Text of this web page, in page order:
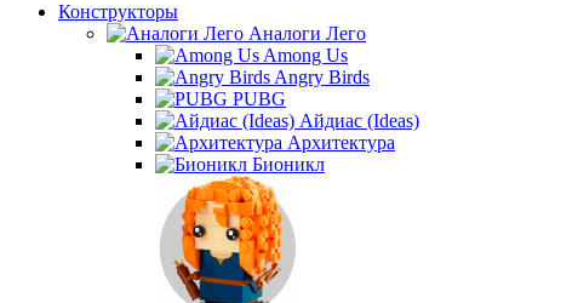
Конструкторы
Аналоги Лего
Among Us
Angry Birds
PUBG
Айдиас (Ideas)
Архитектура
Бионикл